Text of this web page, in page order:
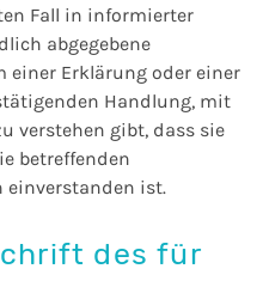
Fall in informierter
abgegebene
einer Erklärung oder einer
Handlung, mit
verstehen gibt, dass sie
betreffenden
einverstanden ist.
des für